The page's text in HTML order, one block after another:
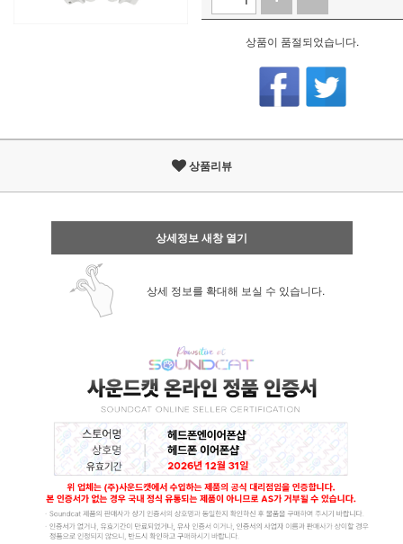
상품이 품절되었습니다.
상품리뷰
상세정보 새창 열기
상세 정보를 확대해 보실 수 있습니다.